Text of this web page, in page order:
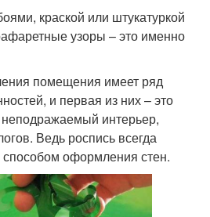
краской или штукатуркой
узоры – это именно
помещения имеет ряд
и первая из них – это
интерьер,
Ведь роспись всегда
оформления стен.